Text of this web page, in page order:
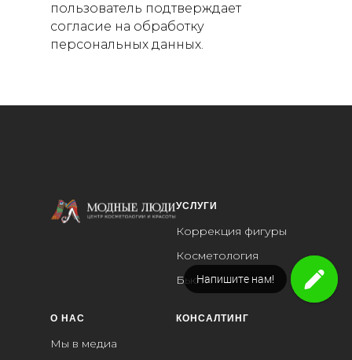
пользователь подтверждает
согласие на обработку
персональных данных.
УСЛУГИ
Коррекция фигуры
Косметология
Бьюти
О НАС
Мы в медиа
КОНСАЛТИНГ
Напишите нам!